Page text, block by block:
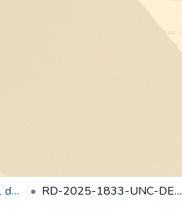
Edición 045/2025 del 1 de septiembre de 2025 RD-2025-1833-UNC-DEC#FCEFYN